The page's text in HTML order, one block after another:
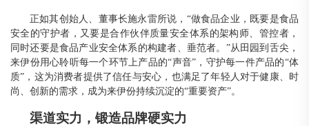
正如其创始人、董事长施永雷所说， “做食品企业，既要是食品
安全的守护者，又要是合作伙伴质量安全体系的架构师、管控者，
同时还要是食品产业安全体系的构建者、垂范者。”从田园到舌尖，
来伊份用心聆听每一个环节上产品的“声音”，守护每一件产品的“体
质”，这为消费者提供了信任与安心，也满足了年轻人对于健康、时
尚、创新的需求，成为来伊份持续沉淀的“重要资产”。
渠道实力，锻造品牌硬实力